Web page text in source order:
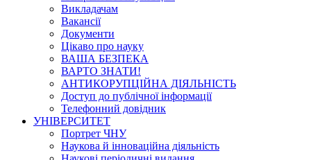
Викладачам
Вакансії
Документи
Цікаво про науку
ВАША БЕЗПЕКА
ВАРТО ЗНАТИ!
АНТИКОРУПЦІЙНА ДІЯЛЬНІСТЬ
Доступ до публічної інформації
Телефонний довідник
УНІВЕРСИТЕТ
Портрет ЧНУ
Наукова й інноваційна діяльність